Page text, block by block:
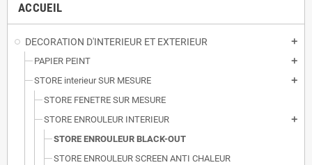
ACCUEIL
DECORATION D'INTERIEUR ET EXTERIEUR add
PAPIER PEINT add
STORE interieur SUR MESURE add
STORE FENETRE SUR MESURE
STORE ENROULEUR INTERIEUR
add
STORE ENROULEUR BLACK-OUT
STORE ENROULEUR SCREEN ANTI CHALEUR